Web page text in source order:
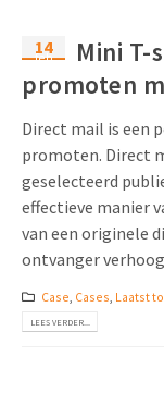
14
feb
Mini
promoten
Direct mail is een
promoten. Direct
geselecteerd
effectieve manier
van een originele
ontvanger
Case Cases Laatst
LEES VERDER...